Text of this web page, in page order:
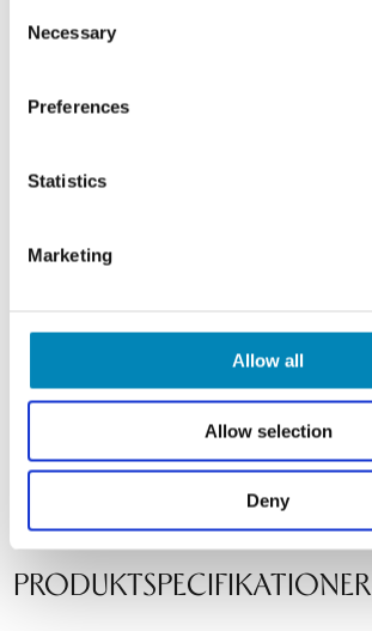
Selection
Necessary
Preferences
Statistics
Marketing
Allow all
Allow selection
Deny
PRODUKTSPECIFIKATIONER